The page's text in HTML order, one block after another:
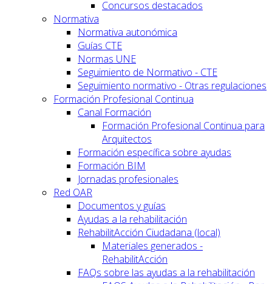
Concursos destacados
Normativa
Normativa autonómica
Guías CTE
Normas UNE
Seguimiento de Normativo - CTE
Seguimiento normativo - Otras regulaciones
Formación Profesional Continua
Canal Formación
Formación Profesional Continua para
Arquitectos
Formación específica sobre ayudas
Formación BIM
Jornadas profesionales
Red OAR
Documentos y guías
Ayudas a la rehabilitación
RehabilitAcción Ciudadana (local)
Materiales generados -
RehabilitAcción
FAQs sobre las ayudas a la rehabilitación